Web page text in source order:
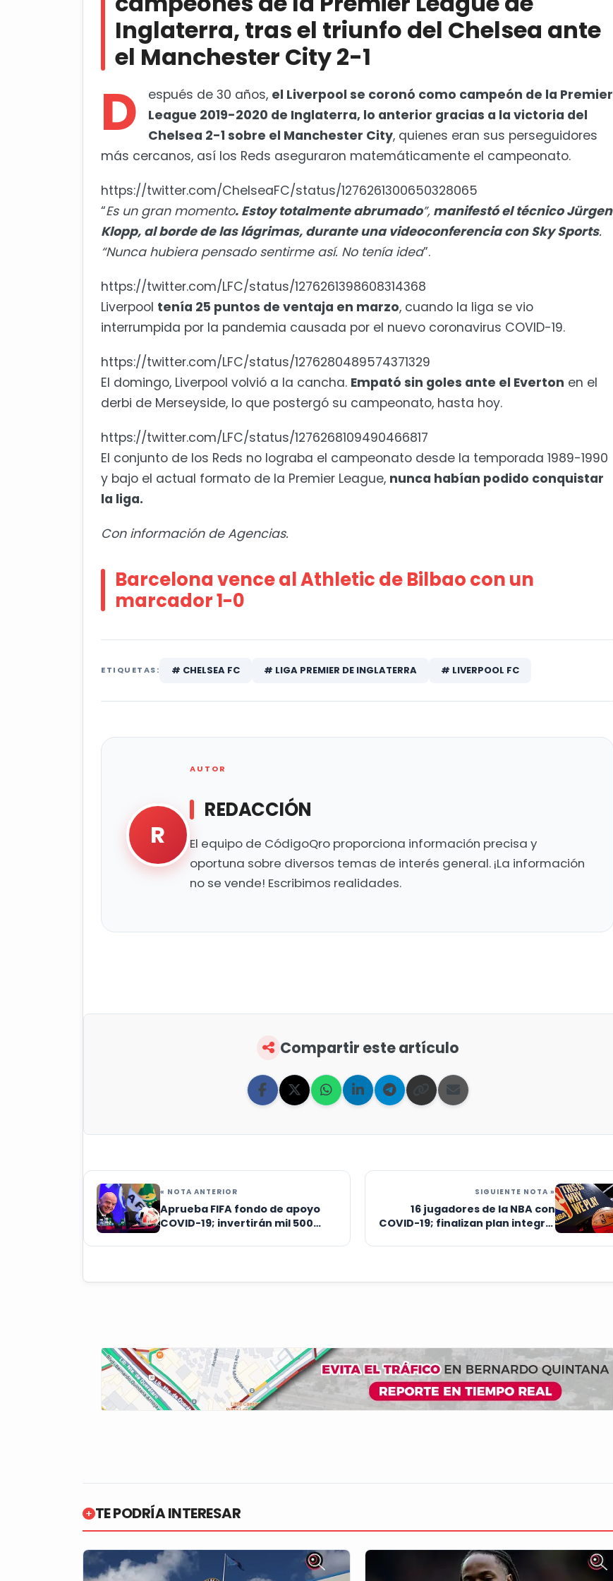
Inglaterra, tras el triunfo del Chelsea ante
el Manchester City 2-1
D espués de 30 años, el Liverpool se coronó como campeón de la Premier
League 2019-2020 de Inglaterra, lo anterior gracias a la victoria del
Chelsea 2-1 sobre el Manchester City, quienes eran sus perseguidores
más cercanos, así los Reds aseguraron matemáticamente el campeonato.
https://twitter.com/ChelseaFC/status/1276261300650328065
“Es un gran momento. Estoy totalmente abrumado”, manifestó el técnico Jürgen
Klopp, al borde de las lágrimas, durante una videoconferencia con Sky Sports.
“Nunca hubiera pensado sentirme así. No tenía idea”.
https://twitter.com/LFC/status/1276261398608314368
Liverpool tenía 25 puntos de ventaja en marzo, cuando la liga se vio
interrumpida por la pandemia causada por el nuevo coronavirus COVID-19.
https://twitter.com/LFC/status/1276280489574371329
El domingo, Liverpool volvió a la cancha. Empató sin goles ante el Everton en el
derbi de Merseyside, lo que postergó su campeonato, hasta hoy.
https://twitter.com/LFC/status/1276268109490466817
El conjunto de los Reds no lograba el campeonato desde la temporada 1989-1990
y bajo el actual formato de la Premier League, nunca habían podido conquistar
la liga.
Con información de Agencias.
Barcelona vence al Athletic de Bilbao con un
marcador 1-0
ETIQUETAS: # CHELSEA FC # LIGA PREMIER DE INGLATERRA # LIVERPOOL FC
R
AUTOR
REDACCIÓN
El equipo de CódigoQro proporciona información precisa y
oportuna sobre diversos temas de interés general. ¡La información
no se vende! Escribimos realidades.
Compartir este artículo
« NOTA ANTERIOR
Aprueba FIFA fondo de apoyo
COVID-19; invertirán mil 500
SIGUIENTE NOTA »
16 jugadores de la NBA con
COVID-19; finalizan plan integral
TE PODRÍA INTERESAR